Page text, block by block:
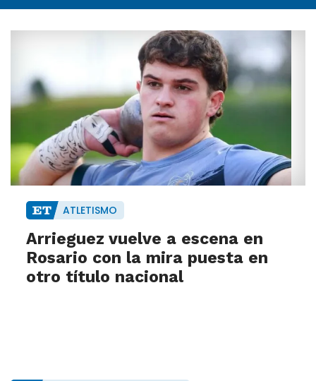
ATLETISMO
Arrieguez vuelve a escena en
Rosario con la mira puesta en
otro título nacional